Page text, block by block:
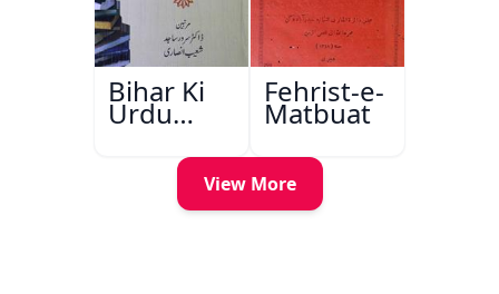
Bihar Ki
Urdu
Kitabon
Ishariya
Fehrist-e-
Matbuat
View More